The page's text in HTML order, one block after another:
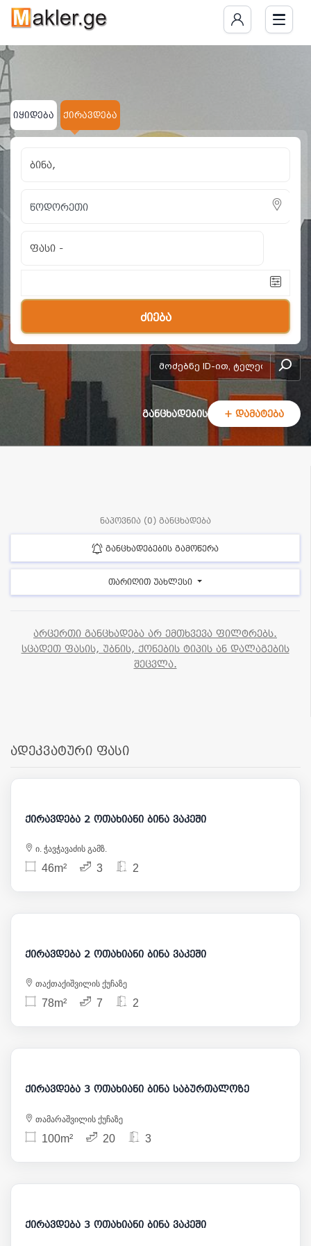
იყიდება ქირავდება
ბინა,
ფასი -
ძიება
add-form
განცხადების + დამატება
ნაპოვნია (0) განცხადება
განცხადებების გამოწერა
თარიღით უახლესი
არცერთი განცხადება არ ემთხვევა ფილტრებს.
სცადეთ ფასის, უბნის, ქონების ტიპის ან დალაგების
შეცვლა.
ადეკვატური ფასი
1 100
ქირავდება 2 ოთახიანი ბინა ვაკეში
ი. ჭავჭავაძის გამზ.
46m² 3 2
1 050
ქირავდება 2 ოთახიანი ბინა ვაკეში
თაქთაქიშვილის ქუჩაზე
78m² 7 2
2 000
ქირავდება 3 ოთახიანი ბინა საბურთალოზე
თამარაშვილის ქუჩაზე
100m² 20 3
1 500
ქირავდება 3 ოთახიანი ბინა ვაკეში